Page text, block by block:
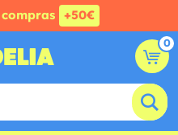
compras +50€
0